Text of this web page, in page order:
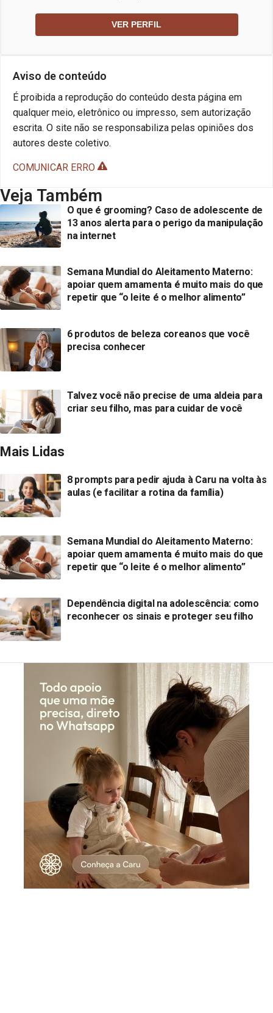
VER PERFIL
Aviso de conteúdo
É proibida a reprodução do conteúdo desta página em
qualquer meio, eletrônico ou impresso, sem autorização
escrita. O site não se responsabiliza pelas opiniões dos
autores deste coletivo.
COMUNICAR ERRO
Veja Também
O que é grooming? Caso de adolescente de
13 anos alerta para o perigo da manipulação
na internet
Semana Mundial do Aleitamento Materno:
apoiar quem amamenta é muito mais do que
repetir que “o leite é o melhor alimento”
6 produtos de beleza coreanos que você
precisa conhecer
Talvez você não precise de uma aldeia para
criar seu filho, mas para cuidar de você
Mais Lidas
8 prompts para pedir ajuda à Caru na volta às
aulas (e facilitar a rotina da família)
Semana Mundial do Aleitamento Materno:
apoiar quem amamenta é muito mais do que
repetir que “o leite é o melhor alimento”
Dependência digital na adolescência: como
reconhecer os sinais e proteger seu filho